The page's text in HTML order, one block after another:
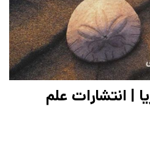
| انتشارات علم